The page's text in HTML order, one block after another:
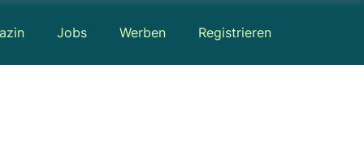
Jobs Werben Registrieren